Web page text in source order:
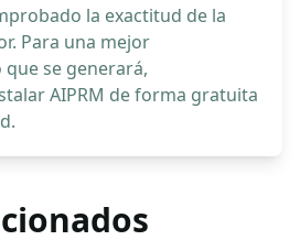
la exactitud de la
Para una mejor
se generará,
AIPRM de forma gratuita